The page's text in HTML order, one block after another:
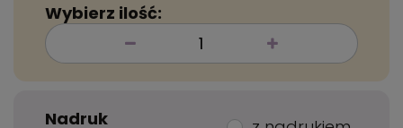
Wybierz ilość:
Nadruk